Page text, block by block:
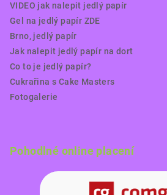
VIDEO jak nalepit jedlý papír
Gel na jedlý papír ZDE
Brno, jedlý papír
Jak nalepit jedlý papír na dort
Co to je jedlý papír?
Cukrařina s Cake Masters
Fotogalerie
Pohodlné online placení